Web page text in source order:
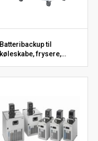
Batteribackup til
køleskabe, frysere,